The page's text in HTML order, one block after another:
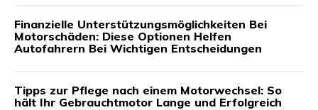
Finanzielle Unterstützungsmöglichkeiten Bei
Motorschäden: Diese Optionen Helfen
Autofahrern Bei Wichtigen Entscheidungen
Tipps zur Pflege nach einem Motorwechsel: So
hält Ihr Gebrauchtmotor Lange und Erfolgreich